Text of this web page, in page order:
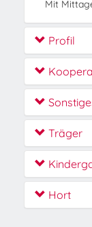
Mit
Profil
Träger
Hort